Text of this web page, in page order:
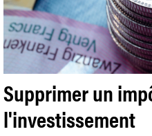
Supprimer un
l'investissement